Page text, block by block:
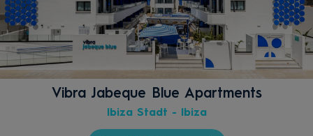
Vibra Jabeque Blue Apartments
Ibiza Stadt - Ibiza